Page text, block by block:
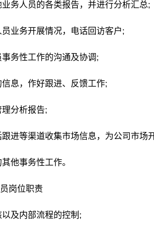
务人员的各类报告，并进行分析汇总;
业务开展情况，电话回访客户;
务性工作的沟通及协调;
息，作好跟进、反馈工作;
分析报告;
进等渠道收集市场信息，为公司市场
他事务性工作。
岗位职责
及内部流程的控制;